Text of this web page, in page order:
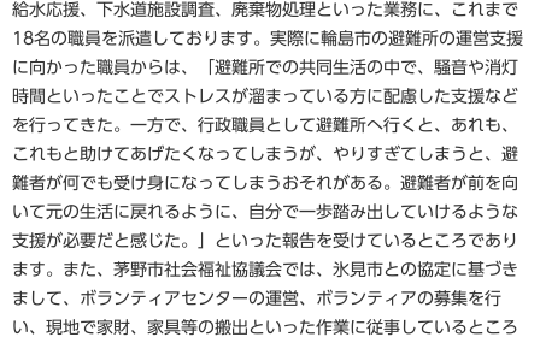
給水応援、下水道施設調査、廃棄物処理といった業務に、これまで
18名の職員を派遣しております。実際に輪島市の避難所の運営支援
に向かった職員からは、「避難所での共同生活の中で、騒音や消灯
時間といったことでストレスが溜まっている方に配慮した支援など
を行ってきた。一方で、行政職員として避難所へ行くと、あれも、
これもと助けてあげたくなってしまうが、やりすぎてしまうと、避
難者が何でも受け身になってしまうおそれがある。避難者が前を向
いて元の生活に戻れるように、自分で一歩踏み出していけるような
支援が必要だと感じた。」といった報告を受けているところであり
ます。また、茅野市社会福祉協議会では、氷見市との協定に基づき
まして、ボランティアセンターの運営、ボランティアの募集を行
い、現地で家財、家具等の搬出といった作業に従事しているところ